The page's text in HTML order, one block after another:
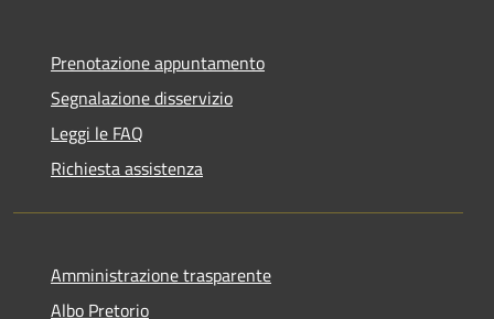
Prenotazione appuntamento
Segnalazione disservizio
Leggi le FAQ
Richiesta assistenza
Amministrazione trasparente
Albo Pretorio